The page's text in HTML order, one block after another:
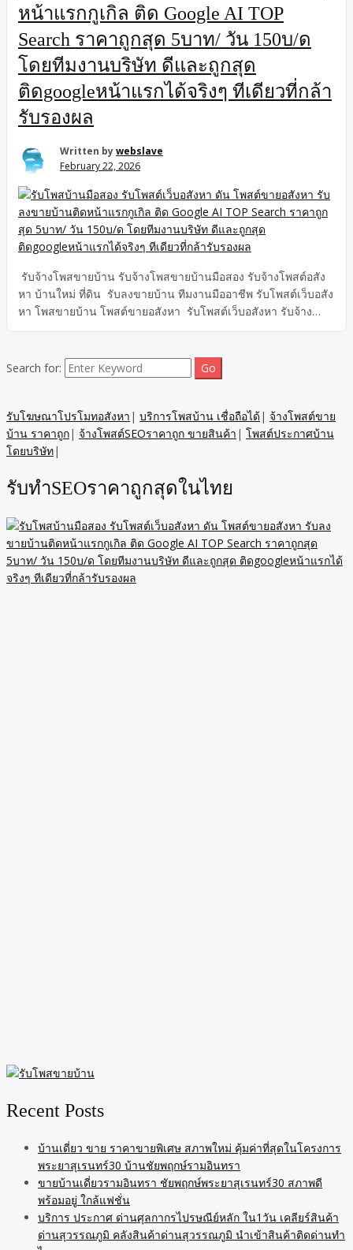
หน้าแรกกูเกิล ติด Google AI TOP
Search ราคาถูกสุด 5บาท/ วัน 150บ/ด
โดยทีมงานบริษัท ดีและถูกสุด
ติดgoogleหน้าแรกได้จริงๆ ทีเดียวที่กล้า
รับรองผล
Written bywebslave
February 22, 2026
รับจ้างโพสขายบ้าน รับจ้างโพสขายบ้านมือสอง รับจ้างโพสต์อสัง
หา บ้านใหม่ ที่ดิน รับลงขายบ้าน ทีมงานมืออาชีพ รับโพสต์เว็บอสัง
หา โพสขายบ้าน โพสต์ขายอสังหา รับโพสต์เว็บอสังหา รับจ้าง
ขายอสังหา รับโฆษณาอสังหา ขายบ้าน รับโพสขายบ้านมือสอง
บ้านใหม่ รับโพสต์อสังหา รับลงขายบ้าน เว็บอสังหา รับรองผลงาน
Search for:
รับโฆษณาโปรโมทอสังหา | บริการโพสบ้าน เชื่อถือได้| จ้างโพสต์ขาย
บ้าน ราคาถูก| จ้างโพสต์SEOราคาถูก ขายสินค้า | โพสต์ประกาศบ้าน
โดยบริษัท|
รับทำSEOราคาถูกสุดในไทย
Recent Posts
บ้านเดี่ยว ขาย ราคาขายพิเศษ สภาพใหม่ คุ้มค่าที่สุดในโครงการ
พระยาสุเรนทร์30 บ้านชัยพฤกษ์รามอินทรา
ขายบ้านเดี่ยวรามอินทรา ชัยพฤกษ์พระยาสุเรนทร์30 สภาพดี
พร้อมอยู่ ใกล้แฟชั่น
บริการ ประกาศ ด่านศุลกากรไปรษณีย์หลัก ใน1วัน เคลียร์สินค้า
ด่านสุวรรณภูมิ คลังสินค้าด่านสุวรรณภูมิ นำเข้าสินค้าติดด่านทำ